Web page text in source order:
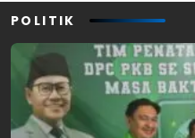
POLITIK